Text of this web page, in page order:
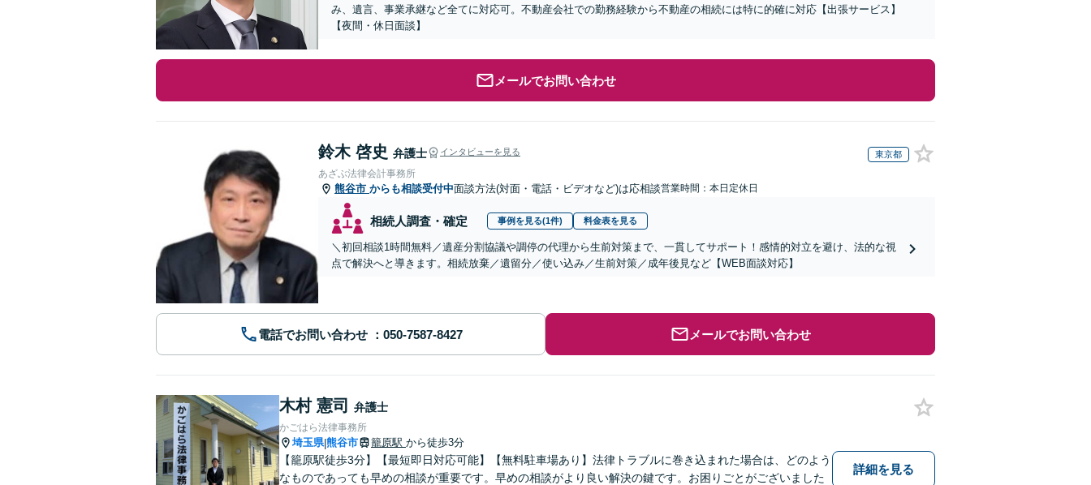
み、遺言、事業承継など全てに対応可。不動産会社での勤務経験から不動産の相続には特に的確に対応【出張サービス】
【夜間・休日面談】
メールでお問い合わせ
鈴木 啓史 弁護士 インタビューを見る 東京都
あざぶ法律会計事務所
熊谷市 からも相談受付中面談方法(対面・電話・ビデオなど)は応相談営業時間：本日定休日
相続人調査・確定 事例を見る(1件) 料金表を見る
＼初回相談1時間無料／遺産分割協議や調停の代理から生前対策まで、一貫してサポート！感情的対立を避け、法的な視
点で解決へと導きます。相続放棄／遺留分／使い込み／生前対策／成年後見など【WEB面談対応】
電話でお問い合わせ メールでお問い合わせ
木村 憲司 弁護士
かごはら法律事務所
埼玉県|熊谷市 籠原駅 から徒歩3分
【籠原駅徒歩3分】【最短即日対応可能】【無料駐車場あり】法律トラブルに巻き込まれた場合は、どのよう
なものであっても早めの相談が重要です。早めの相談がより良い解決の鍵です。お困りごとがございました
詳細を見る